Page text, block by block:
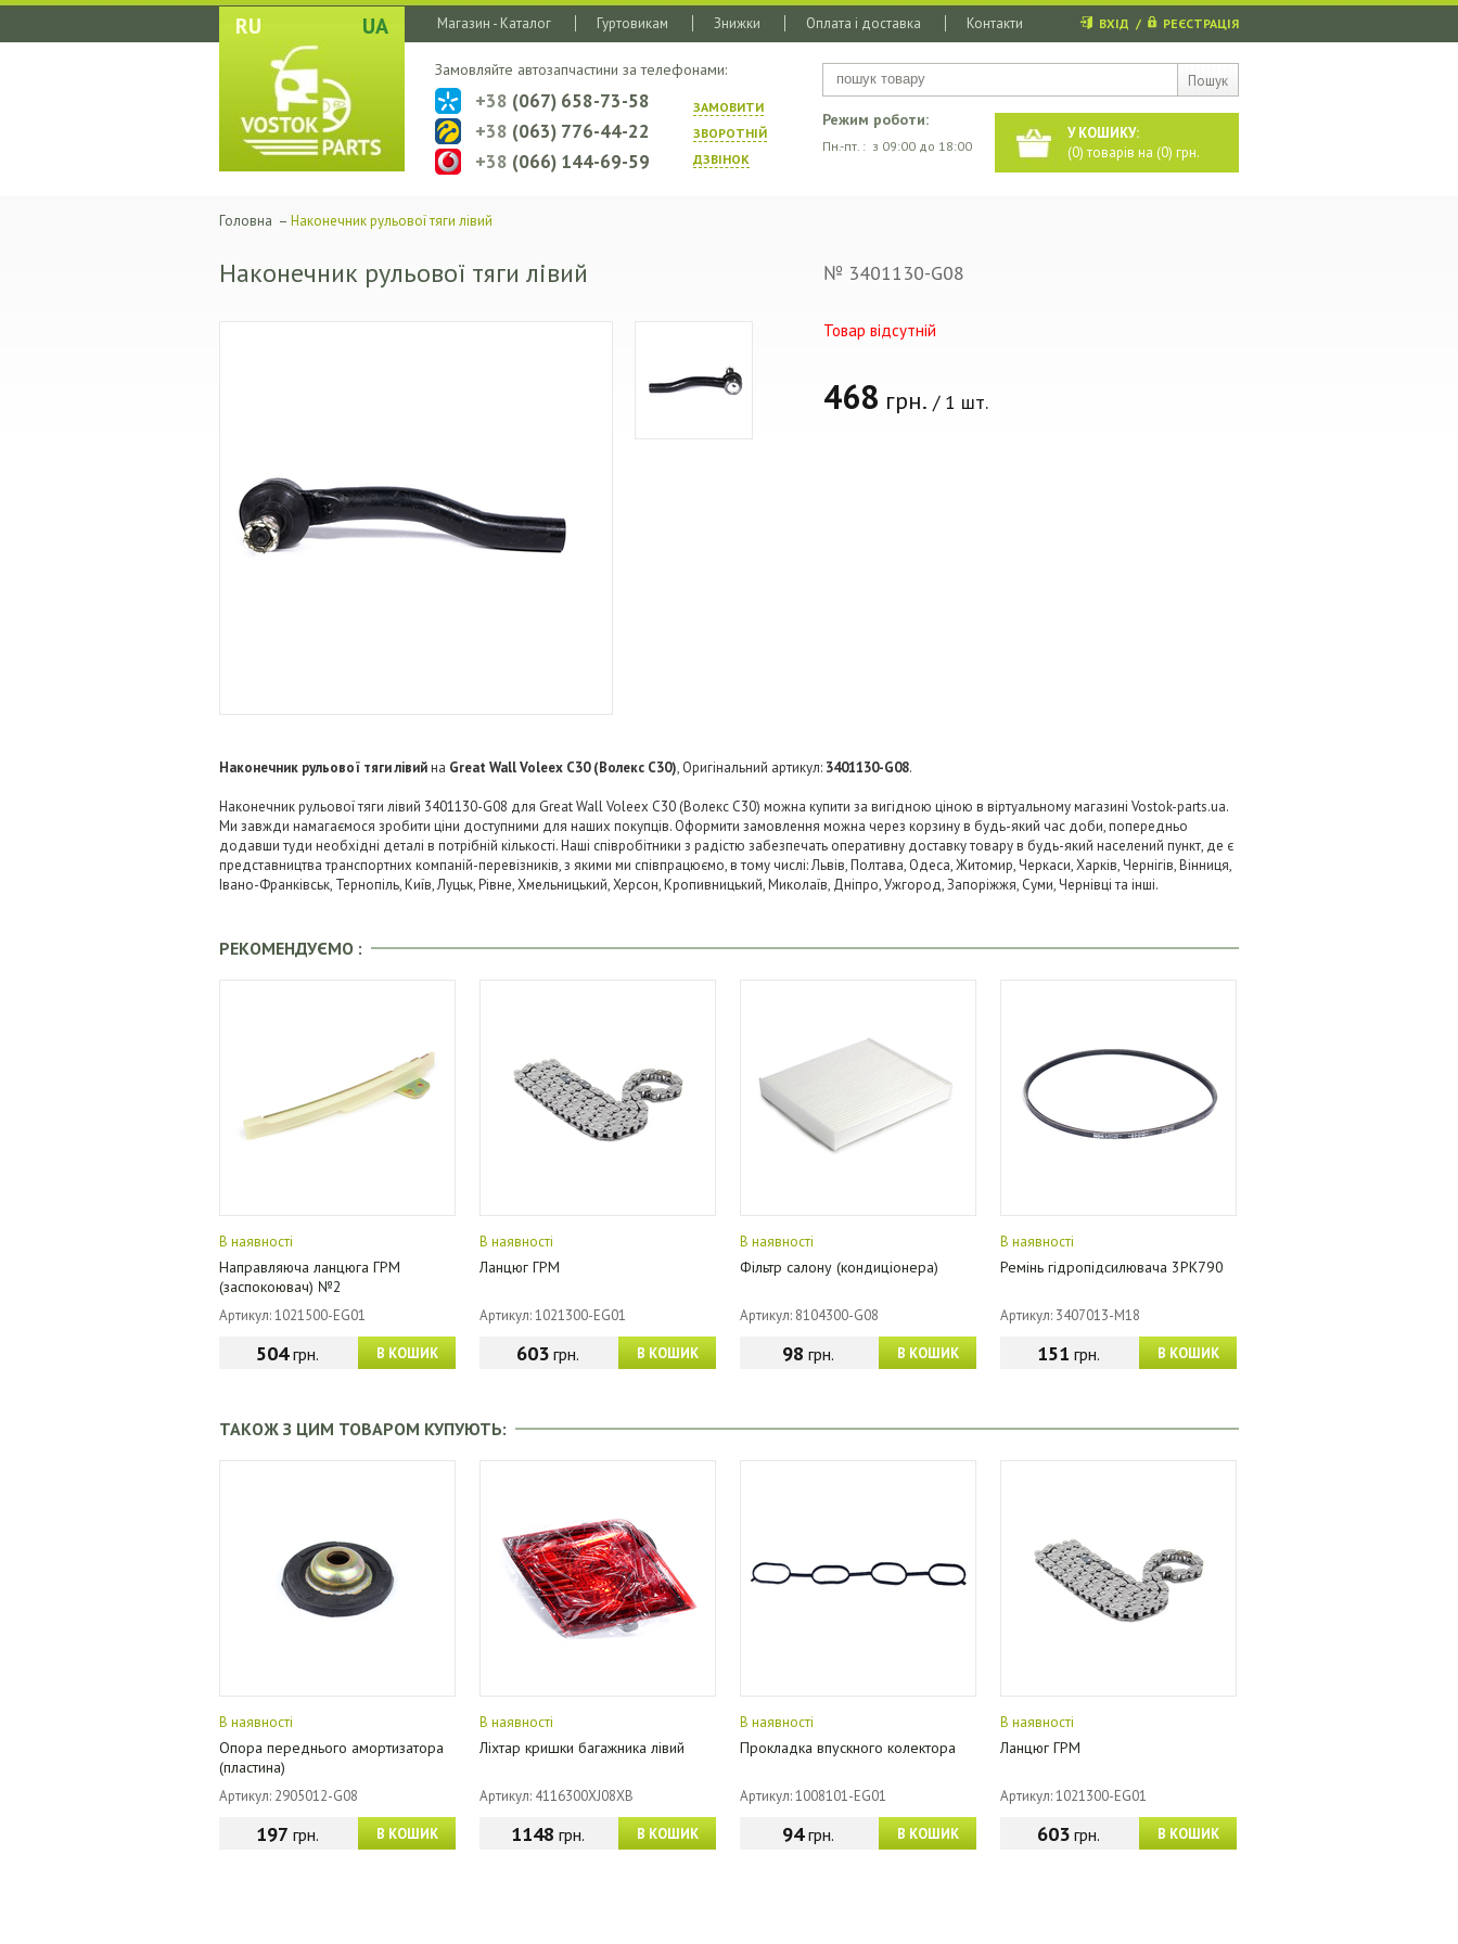
RU UA
Пошук
Магазин - Каталог Гуртовикам Знижки Оплата і доставка Контакти ВХІД / РЕЄСТРАЦІЯ
У КОШИКУ:
(0) товарів на (0) грн.
Режим роботи:
Пн.-пт. : з 09:00 до 18:00
Замовляйте автозапчастини за телефонами:
ЗАМОВИТИ
ЗВОРОТНIЙ
ДЗВIНОК
+38 (067) 658-73-58
+38 (063) 776-44-22
+38 (066) 144-69-59
Головна – Наконечник рульової тяги лівий
Наконечник рульової тяги лівий № 3401130-G08
Товар відсутній
468 грн. / 1 шт.
Наконечник рульової тяги лівийна Great Wall Voleex C30 (Волекс C30), Оригінальний артикул: 3401130-G08.
Наконечник рульової тяги лівий 3401130-G08 для Great Wall Voleex C30 (Волекс C30) можна купити за вигідною ціною в віртуальному магазині Vostok-parts.ua.
Ми завжди намагаємося зробити ціни доступними для наших покупців. Оформити замовлення можна через корзину в будь-який час доби, попередньо
додавши туди необхідні деталі в потрібній кількості. Наші співробітники з радістю забезпечать оперативну доставку товару в будь-який населений пункт, де є
представництва транспортних компаній-перевізників, з якими ми співпрацюємо, в тому числі: Львів, Полтава, Одеса, Житомир, Черкаси, Харків, Чернігів, Вінниця,
Івано-Франківськ, Тернопіль, Київ, Луцьк, Рівне, Хмельницький, Херсон, Кропивницький, Миколаїв, Дніпро, Ужгород, Запоріжжя, Суми, Чернівці та інші.
РЕКОМЕНДУЄМО :
В наявності
Направляюча ланцюга ГРМ
(заспокоювач) №2
Артикул: 1021500-EG01
В КОШИК
504грн.
В наявності
Ланцюг ГРМ
Артикул: 1021300-EG01
В КОШИК
603грн.
В наявності
Фільтр салону (кондиціонера)
Артикул: 8104300-G08
В КОШИК
98 грн.
В наявності
Ремінь гідропідсилювача 3PK790
Артикул: 3407013-M18
В КОШИК
151 грн.
ТАКОЖ З ЦИМ ТОВАРОМ КУПУЮТЬ:
В наявності
Опора переднього амортизатора
(пластина)
Артикул: 2905012-G08
В КОШИК
197 грн.
В наявності
Ліхтар кришки багажника лівий
Артикул: 4116300XJ08XB
В КОШИК
1148 грн.
В наявності
Прокладка впускного колектора
Артикул: 1008101-EG01
В КОШИК
94грн.
В наявності
Ланцюг ГРМ
Артикул: 1021300-EG01
В КОШИК
603грн.